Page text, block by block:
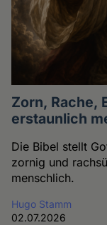
Zorn, Rache,
erstaunlich
Die Bibel stellt
zornig und
menschlich.
Hugo Stamm
02.07.2026